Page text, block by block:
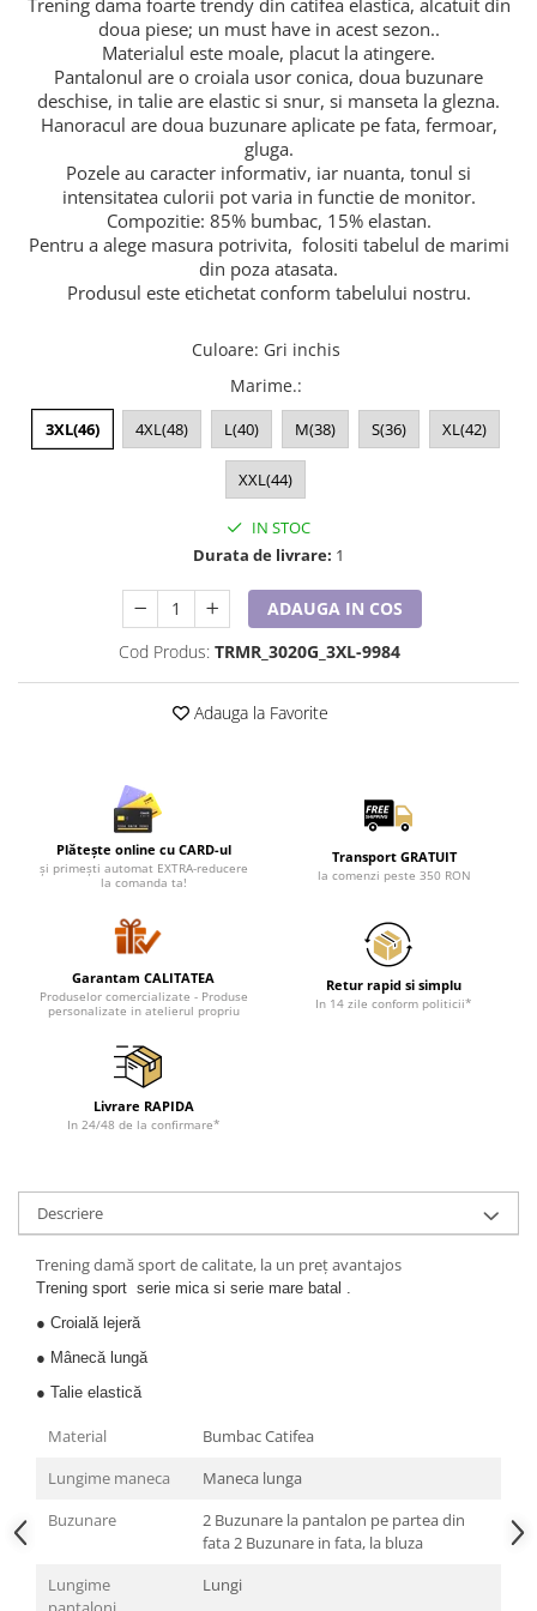
Lenjerii de pat pentru copii
Cadouri Cuplu
Fashion
Pijamale de CRACIUN
Pijamale de barbati
Halate si capoate
Pijamale
Halate si pijamale Family
Pijamale de copii
Pijamale BIG SIZE femei
Tricouri de cuplu Valentine's Day
Cadouri pentru Bunici
Cadouri pentru Nasi si Fini
Cadouri Craciun
Cadouri pentru Mama
Cadouri de Paște
Cadouri Traditionale Romanesti
8 Martie
Cadouri Iubitori de animale
Cadouri GRAVIDE
Cadouri pentru sportivi
Cadouri Pensionare
Cadouri Colegi, sefi sau angajati
Cadouri pentru Doctori
Cadouri pentru Sfânta Maria
Trening dama foarte trendy din catifea elastica, alcatuit din
doua piese; un must have in acest sezon..
Materialul este moale, placut la atingere.
Pantalonul are o croiala usor conica, doua buzunare
deschise, in talie are elastic si snur, si manseta la glezna.
Hanoracul are doua buzunare aplicate pe fata, fermoar,
gluga.
Pozele au caracter informativ, iar nuanta, tonul si
intensitatea culorii pot varia in functie de monitor.
Compozitie: 85% bumbac, 15% elastan.
Pentru a alege masura potrivita, folositi tabelul de marimi
din poza atasata.
Produsul este etichetat conform tabelului nostru.
Culoare: Gri inchis
Marime.:
3XL(46) 4XL(48) L(40) M(38) S(36) XL(42)
XXL(44)
IN STOC
Durata de livrare: 1
ADAUGA IN COS
Cod Produs: TRMR_3020G_3XL-9984
Adauga la Favorite
Plătește online cu CARD-ul
și primești automat EXTRA-reducere
la comanda ta!
Transport GRATUIT
la comenzi peste 350 RON
Garantam CALITATEA
Produselor comercializate - Produse
personalizate in atelierul propriu
Retur rapid si simplu
In 14 zile conform politicii*
Livrare RAPIDA
In 24/48 de la confirmare*
Descriere
Trening damă sport de calitate, la un preț avantajos
Trening sport serie mica si serie mare batal .
● Croială lejeră
● Mânecă lungă
● Talie elastică
Material
Bumbac Catifea
Lungime maneca
Maneca lunga
Buzunare
2 Buzunare la pantalon pe partea din
fata 2 Buzunare in fata, la bluza
Lungime
Lungi